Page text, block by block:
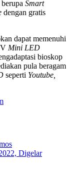
Smart
dengan gratis
dapat memenuhi
Mini LED
bioskop
pula beragam
seperti Youtube,
Digelar